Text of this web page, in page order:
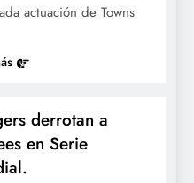
actuación de Towns
derrotan a
en Serie